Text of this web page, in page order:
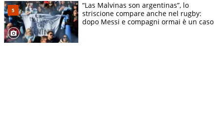
“Las Malvinas son argentinas”, lo
striscione compare anche nel rugby:
dopo Messi e compagni ormai è un caso